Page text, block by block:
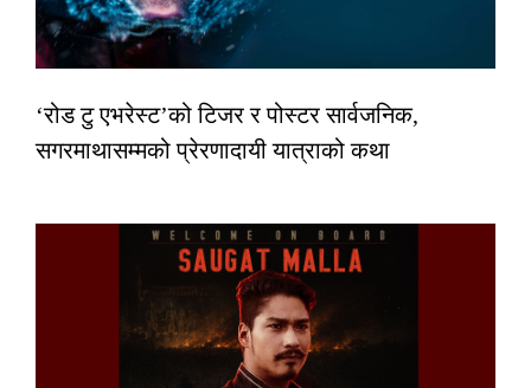
‘रोड टु एभरेस्ट’को टिजर र पोस्टर सार्वजनिक,
सगरमाथासम्मको प्रेरणादायी यात्राको कथा